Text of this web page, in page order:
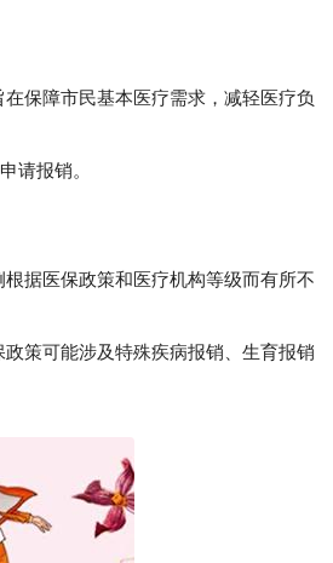
保障市民基本医疗需求，减轻医疗负
请报销。
据医保政策和医疗机构等级而有所不
策可能涉及特殊疾病报销、生育报销